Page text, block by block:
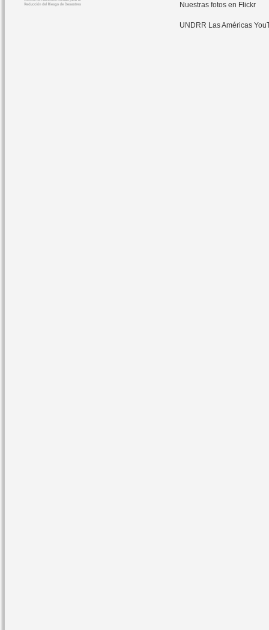
Nuestras fotos en Flickr
UNDRR Las Américas